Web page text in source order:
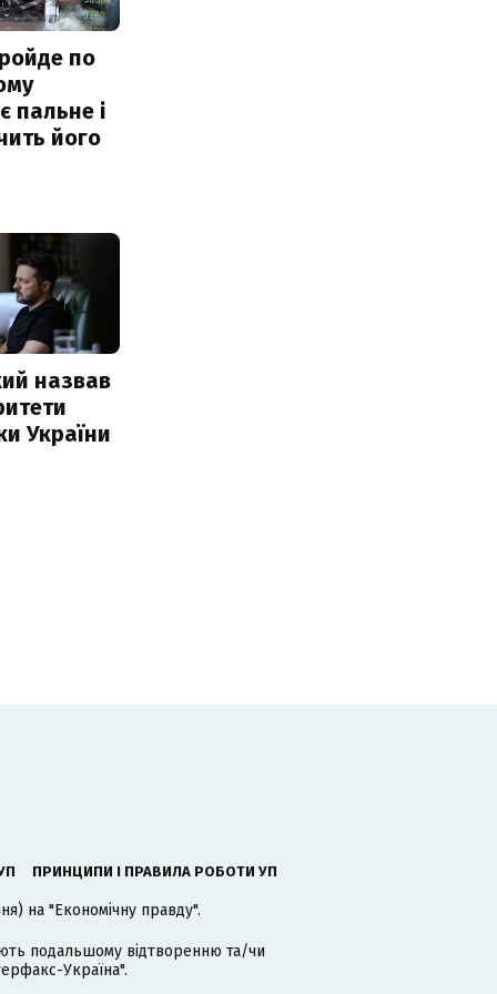
по
пальне і
його
назвав
України
ПРИНЦИПИ І ПРАВИЛА РОБОТИ УП
на "Економічну правду".
подальшому відтворенню та/чи
Україна".